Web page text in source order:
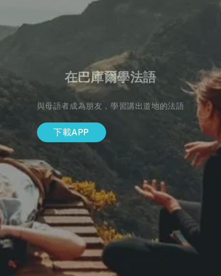
在巴庫爾學法語
與母語者成為朋友，學習講出道地的法語
下載APP